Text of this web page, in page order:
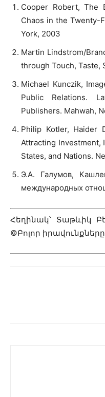
Cooper Robert, The
Chaos in the Twenty-
York, 2003
Martin Lindstrom/
through Touch, Taste,
Michael Kunczik,
Public Relations.
Publishers. Mahwah,
Philip Kotler, Haider
Attracting Investment,
States, and Nations.
Э.А. Галумов,
международных
Հեղինակ՝ Տաթևիկ
©Բոլոր